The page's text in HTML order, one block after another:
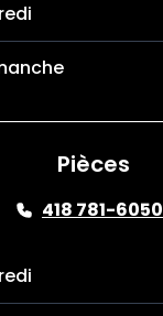
Pièces
418 781-6050